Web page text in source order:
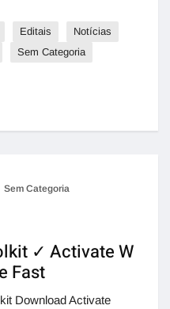
Editais
Notícias
Sem Categoria
Sem Categoria
✓ Activate W
Fast
Download Activate